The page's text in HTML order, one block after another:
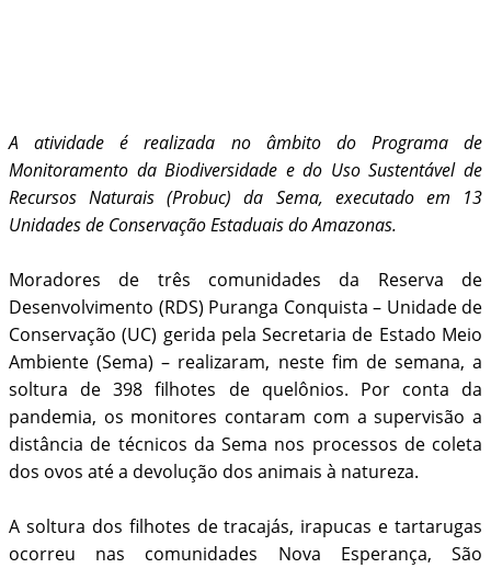
A atividade é realizada no âmbito do Programa de
Monitoramento da Biodiversidade e do Uso Sustentável de
Recursos Naturais (Probuc) da Sema, executado em 13
Unidades de Conservação Estaduais do Amazonas.
Moradores de três comunidades da Reserva de
Desenvolvimento (RDS) Puranga Conquista – Unidade de
Conservação (UC) gerida pela Secretaria de Estado Meio
Ambiente (Sema) – realizaram, neste fim de semana, a
soltura de 398 filhotes de quelônios. Por conta da
pandemia, os monitores contaram com a supervisão a
distância de técnicos da Sema nos processos de coleta
dos ovos até a devolução dos animais à natureza.
A soltura dos filhotes de tracajás, irapucas e tartarugas
ocorreu nas comunidades Nova Esperança, São